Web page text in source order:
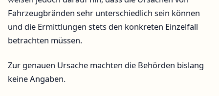
Fahrzeugbränden sehr unterschiedlich sein können
und die Ermittlungen stets den konkreten Einzelfall
betrachten müssen.
Zur genauen Ursache machten die Behörden bislang
keine Angaben.